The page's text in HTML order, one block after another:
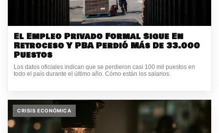
El Empleo Privado Formal Sigue En
Retroceso Y PBA Perdió Más De 33.000
Puestos
Los datos oficiales indican que se perdieron casi 100 mil puestos en
todo el país durante el último año. Cómo están los salarios.
CRISIS ECONÓMICA